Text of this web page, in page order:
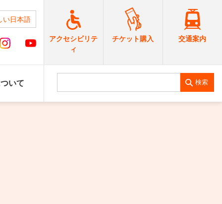
い日本語
アクセシビリテ
ィ
チケット購入 交通案内
いて 検索